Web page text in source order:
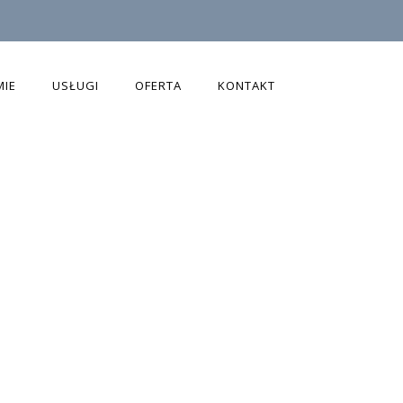
USŁUGI OFERTA KONTAKT